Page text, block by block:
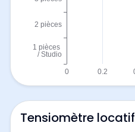
Tensiomètre locatif